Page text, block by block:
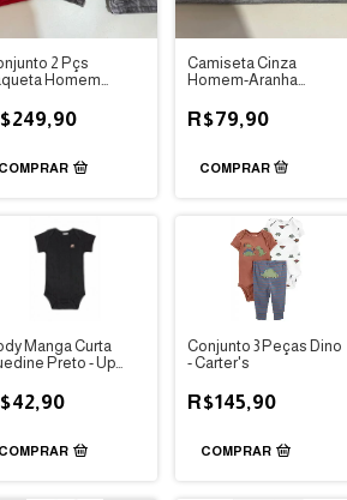
2 Pçs
Homem
COMPRAR
Camiseta Cinza
Homem-Aranha
R$79,90
Manga Curta
Preto - Up
COMPRAR
Conjunto 3 Peças Dino
- Carter's
R$145,90
COMPRAR